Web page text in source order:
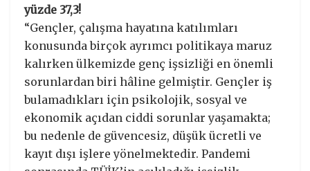
yüzde 37,3!
“Gençler, çalışma hayatına katılımları
konusunda birçok ayrımcı politikaya maruz
kalırken ülkemizde genç işsizliği en önemli
sorunlardan biri hâline gelmiştir. Gençler iş
bulamadıkları için psikolojik, sosyal ve
ekonomik açıdan ciddi sorunlar yaşamakta;
bu nedenle de güvencesiz, düşük ücretli ve
kayıt dışı işlere yönelmektedir. Pandemi